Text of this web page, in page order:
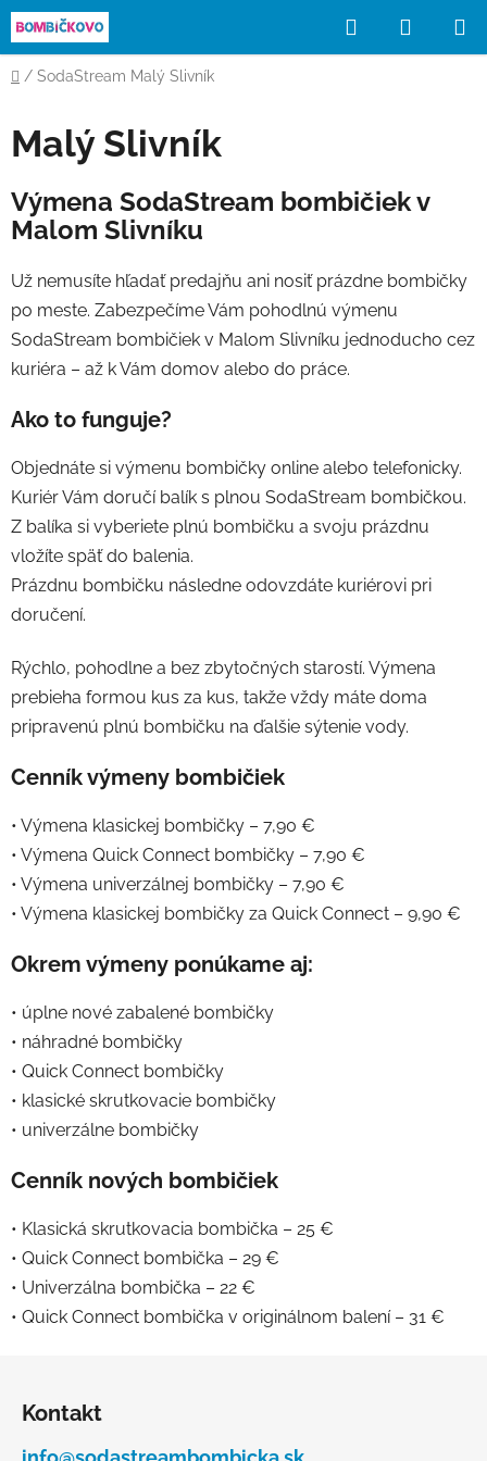
Prejsť
na
obsah
Hľadať
KOŠÍK
Domov
/ SodaStream Malý Slivník
Malý Slivník
Výmena SodaStream bombičiek v
Malom Slivníku
Už nemusíte hľadať predajňu ani nosiť prázdne bombičky
po meste. Zabezpečíme Vám pohodlnú výmenu
SodaStream bombičiek v Malom Slivníku jednoducho cez
kuriéra – až k Vám domov alebo do práce.
Ako to funguje?
Objednáte si výmenu bombičky online alebo telefonicky.
Kuriér Vám doručí balík s plnou SodaStream bombičkou.
Z balíka si vyberiete plnú bombičku a svoju prázdnu
vložíte späť do balenia.
Prázdnu bombičku následne odovzdáte kuriérovi pri
doručení.
Rýchlo, pohodlne a bez zbytočných starostí. Výmena
prebieha formou kus za kus, takže vždy máte doma
pripravenú plnú bombičku na ďalšie sýtenie vody.
Cenník výmeny bombičiek
• Výmena klasickej bombičky – 7,90 €
• Výmena Quick Connect bombičky – 7,90 €
• Výmena univerzálnej bombičky – 7,90 €
• Výmena klasickej bombičky za Quick Connect – 9,90 €
Okrem výmeny ponúkame aj:
• úplne nové zabalené bombičky
• náhradné bombičky
• Quick Connect bombičky
• klasické skrutkovacie bombičky
• univerzálne bombičky
Cenník nových bombičiek
• Klasická skrutkovacia bombička – 25 €
• Quick Connect bombička – 29 €
• Univerzálna bombička – 22 €
• Quick Connect bombička v originálnom balení – 31 €
Kontakt